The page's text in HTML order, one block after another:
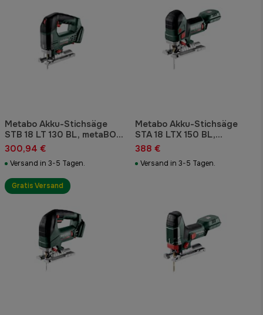
Metabo Akku-Stichsäge
STB 18 LT 130 BL, metaBOX
145 L
300,94 €
Versand in 3-5 Tagen.
Metabo Akku-Stichsäge
STA 18 LTX 150 BL,
metaBOX 145 L
388 €
Versand in 3-5 Tagen.
Gratis Versand